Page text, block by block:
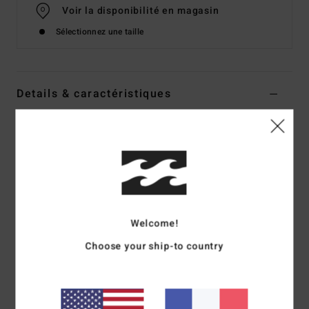
Voir la disponibilité en magasin
Sélectionnez une taille
Details & caractéristiques
Code couleur
Matière : Matière douce et stretch avec 80% de nylon
recyclé et 20% d'élasthanne
Taille: Le modèle peut se porter haut ou bas sur les
Welcome!
Choose your ship-to country